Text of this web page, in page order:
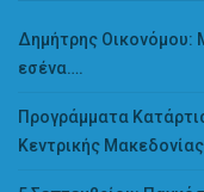
Δημήτρης Οικονόμου:
εσένα….
Προγράμματα
Κεντρικής Μακεδονίας